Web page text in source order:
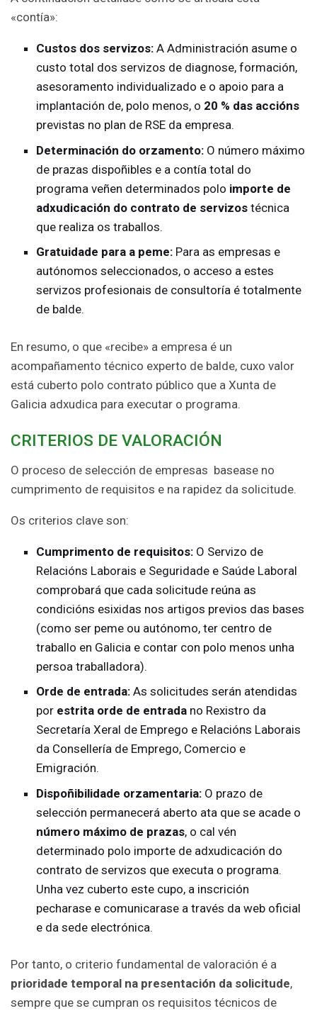
«contía»:
Custos dos servizos: A Administración asume o
custo total dos servizos de diagnose, formación,
asesoramento individualizado e o apoio para a
implantación de, polo menos, o 20 % das accións
previstas no plan de RSE da empresa.
Determinación do orzamento: O número máximo
de prazas dispoñibles e a contía total do
programa veñen determinados polo importe de
adxudicación do contrato de servizos técnica
que realiza os traballos.
Gratuidade para a peme: Para as empresas e
autónomos seleccionados, o acceso a estes
servizos profesionais de consultoría é totalmente
de balde.
En resumo, o que «recibe» a empresa é un
acompañamento técnico experto de balde, cuxo valor
está cuberto polo contrato público que a Xunta de
Galicia adxudica para executar o programa.
CRITERIOS DE VALORACIÓN
O proceso de selección de empresas basease no
cumprimento de requisitos e na rapidez da solicitude.
Os criterios clave son:
Cumprimento de requisitos: O Servizo de
Relacións Laborais e Seguridade e Saúde Laboral
comprobará que cada solicitude reúna as
condicións esixidas nos artigos previos das bases
(como ser peme ou autónomo, ter centro de
traballo en Galicia e contar con polo menos unha
persoa traballadora).
Orde de entrada: As solicitudes serán atendidas
por estrita orde de entrada no Rexistro da
Secretaría Xeral de Emprego e Relacións Laborais
da Consellería de Emprego, Comercio e
Emigración.
Dispoñibilidade orzamentaria: O prazo de
selección permanecerá aberto ata que se acade o
número máximo de prazas, o cal vén
determinado polo importe de adxudicación do
contrato de servizos que executa o programa.
Unha vez cuberto este cupo, a inscrición
pecharase e comunicarase a través da web oficial
e da sede electrónica.
Por tanto, o criterio fundamental de valoración é a
prioridade temporal na presentación da solicitude,
sempre que se cumpran os requisitos técnicos de